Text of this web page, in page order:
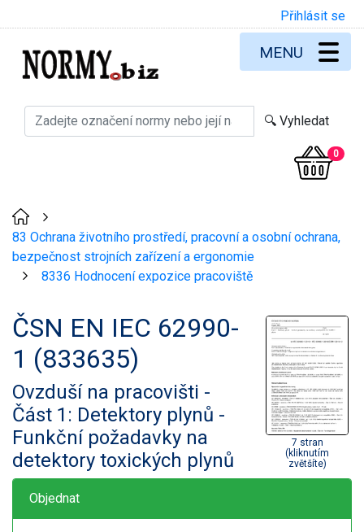
Přihlásit se
0
MENU
83 Ochrana životního prostředí, pracovní a osobní ochrana,
bezpečnost strojních zařízení a ergonomie
8336 Hodnocení expozice pracoviště
ČSN EN IEC 62990-
1 (833635)
Ovzduší na pracovišti -
Část 1: Detektory plynů -
Funkční požadavky na
detektory toxických plynů
7 stran
(kliknutím
zvětšíte)
Objednat